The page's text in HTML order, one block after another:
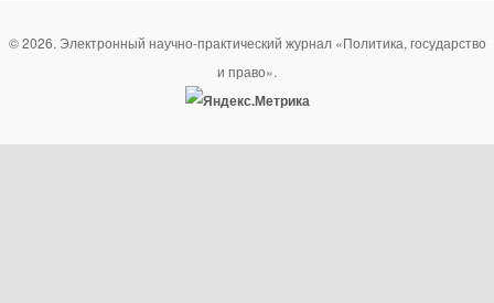
© 2026. Электронный научно-практический журнал «Политика, государство
и право».